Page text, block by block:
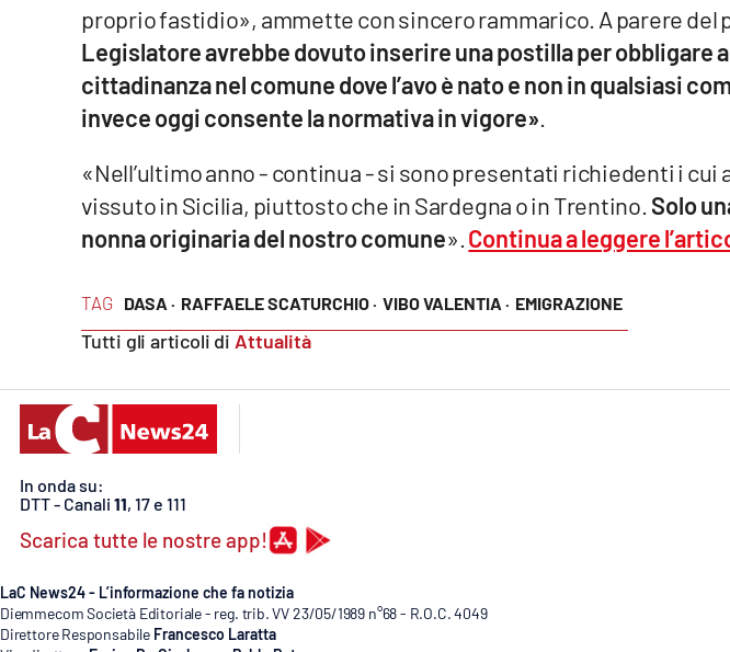
Lacitymag.it
Lacapitalenews.it
Cosenzachannel.it
Ilvibonese.it
Android
Apple
TAG DASA · RAFFAELE SCATURCHIO · VIBO VALENTIA · EMIGRAZIONE
Tutti gli articoli di Attualità
proprio fastidio», ammette con sincero rammarico. A parere del
Legislatore avrebbe dovuto inserire una postilla per obbligare
cittadinanza nel comune dove l’avo è nato e non in qualsiasi
invece oggi consente la normativa in vigore»
«Nell’ultimo anno - continua - si sono presentati richiedenti i cui
vissuto in Sicilia, piuttosto che in Sardegna o in Trentino. Solo
nonna originaria del nostro comune». Continua a leggere
In onda su:
DTT - Canali 11, 17 e 111
Scarica tutte le nostre app!
LaC News24 - L’informazione che fa notizia
Diemmecom Società Editoriale - reg. trib. VV 23/05/1989 n°68 - R.O.C. 4049
Direttore Responsabile Francesco Laratta